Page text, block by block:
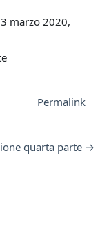
marzo 2020,
Permalink
quarta parte →